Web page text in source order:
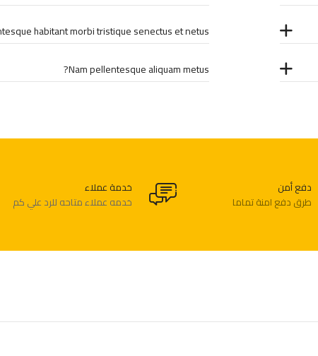
habitant morbi tristique senectus et netus?
Nam pellentesque aliquam metus?
دفع أمن
طرق دفع امنة تماما
خدمة عملاء
خدمه عملاء متاحه للرد علي كم